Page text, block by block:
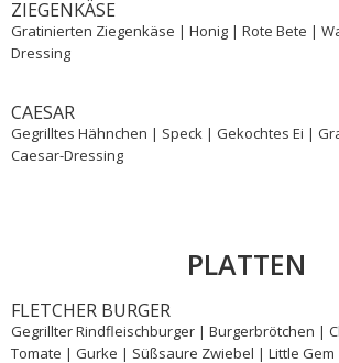
ZIEGENKÄSE
Gratinierten Ziegenkäse | Honig | Rote Bete |
Dressing
CAESAR
Gegrilltes Hähnchen | Speck | Gekochtes Ei |
Caesar-Dressing
PLATTEN
FLETCHER BURGER
Gegrillter Rindfleischburger | Burgerbrötchen |
Tomate | Gurke | Süßsaure Zwiebel | Little